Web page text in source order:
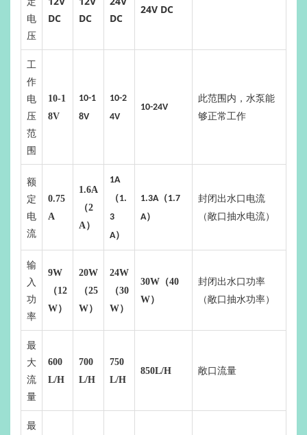
电
压
DC
DC
DC
24V DC
工
作
电
压
范
围
10-1
8V
10-1
8V
10-2
4V
10-24V
此范围内，水泵能
够正常工作
额
定
电
流
0.75
A
1.6A
（2
A）
1A
（1.
3
A）
1.3A（1.7
A）
封闭出水口电流
（敞口抽水电流）
输
入
功
率
9W
（12
W）
20W
（25
W）
24W
（30
W）
30W（40
W）
封闭出水口功率
（敞口抽水功率）
最
大
流
量
600
L/H
700
L/H
750
L/H
850L/H 敞口流量
最